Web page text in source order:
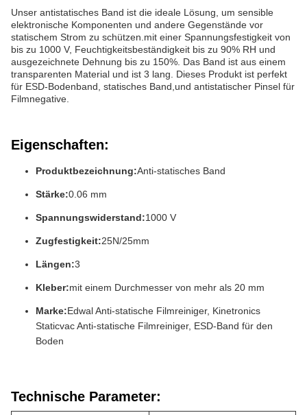
Unser antistatisches Band ist die ideale Lösung, um sensible
elektronische Komponenten und andere Gegenstände vor
statischem Strom zu schützen.mit einer Spannungsfestigkeit von
bis zu 1000 V, Feuchtigkeitsbeständigkeit bis zu 90% RH und
ausgezeichnete Dehnung bis zu 150%. Das Band ist aus einem
transparenten Material und ist 3 lang. Dieses Produkt ist perfekt
für ESD-Bodenband, statisches Band,und antistatischer Pinsel für
Filmnegative.
Eigenschaften:
Produktbezeichnung:Anti-statisches Band
Stärke:0.06 mm
Spannungswiderstand:1000 V
Zugfestigkeit:25N/25mm
Längen:3
Kleber:mit einem Durchmesser von mehr als 20 mm
Marke:Edwal Anti-statische Filmreiniger, Kinetronics
Staticvac Anti-statische Filmreiniger, ESD-Band für den
Boden
Technische Parameter: